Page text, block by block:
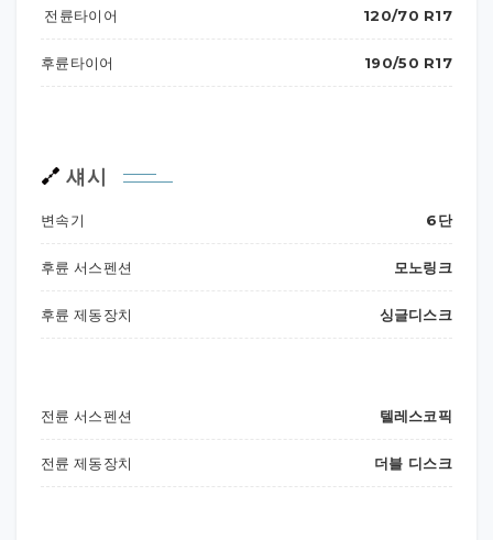
전륜타이어 120/70 R17
후륜타이어 190/50 R17
섀시
변속기 6단
후륜 서스펜션 모노링크
후륜 제동장치 싱글디스크
전륜 서스펜션 텔레스코픽
전륜 제동장치 더블 디스크